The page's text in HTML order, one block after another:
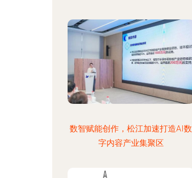
数智赋能创作，松江加速打造AI数
字内容产业集聚区